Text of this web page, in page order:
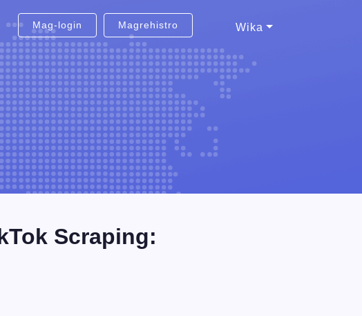
Mag-login Magrehistro Wika
Scraping: